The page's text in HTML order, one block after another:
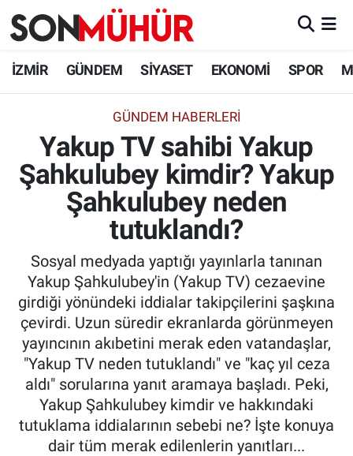
İZMİR GÜNDEM SİYASET EKONOMİ SPOR
GÜNDEM HABERLERI
Yakup TV sahibi Yakup
Şahkulubey kimdir? Yakup
Şahkulubey neden
tutuklandı?
Sosyal medyada yaptığı yayınlarla tanınan
Yakup Şahkulubey'in (Yakup TV) cezaevine
girdiği yönündeki iddialar takipçilerini şaşkına
çevirdi. Uzun süredir ekranlarda görünmeyen
yayıncının akıbetini merak eden vatandaşlar,
"Yakup TV neden tutuklandı" ve "kaç yıl ceza
aldı" sorularına yanıt aramaya başladı. Peki,
Yakup Şahkulubey kimdir ve hakkındaki
tutuklama iddialarının sebebi ne? İşte konuya
dair tüm merak edilenlerin yanıtları...
İzmir Nöbetçi Eczaneler
İzmir Namaz Vakitleri
İzmir Trafik Yoğunluk Haritası
Süper Lig Puan Durumu ve Fikstür
Tüm Manşetler
Son Dakika Haberleri
Haber Arşivi